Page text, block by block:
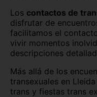
Melilla
Navarra
Palencia
Salamanca
Los contactos de
disfrutar de
facilitamos el
vivir momentos
descripciones
Más allá de los
transexuales en
trans y fiestas trans